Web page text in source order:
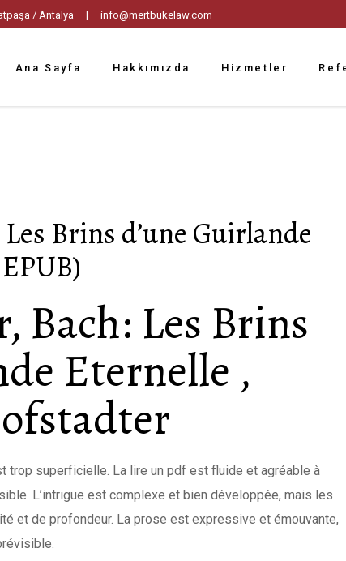
/ Antalya | info@mertbukelaw.com
Ana Sayfa Hakkımızda Hizmetler
Brins d’une Guirlande
Bach: Les Brins
Eternelle ,
trop superficielle. La lire un pdf est fluide et agréable à
L’intrigue est complexe et bien développée, mais les
et de profondeur. La prose est expressive et émouvante,